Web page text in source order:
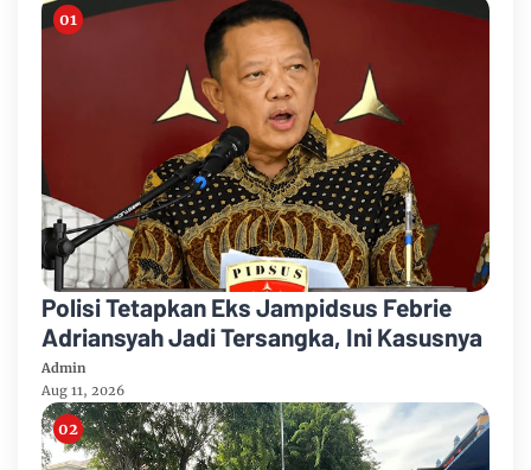
Polisi Tetapkan Eks Jampidsus Febrie
Adriansyah Jadi Tersangka, Ini Kasusnya
Admin
Aug 11, 2026